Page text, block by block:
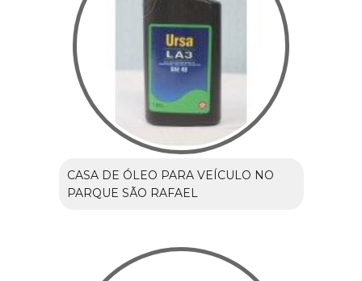
CASA DE ÓLEO PARA VEÍCULO NO
PARQUE SÃO RAFAEL